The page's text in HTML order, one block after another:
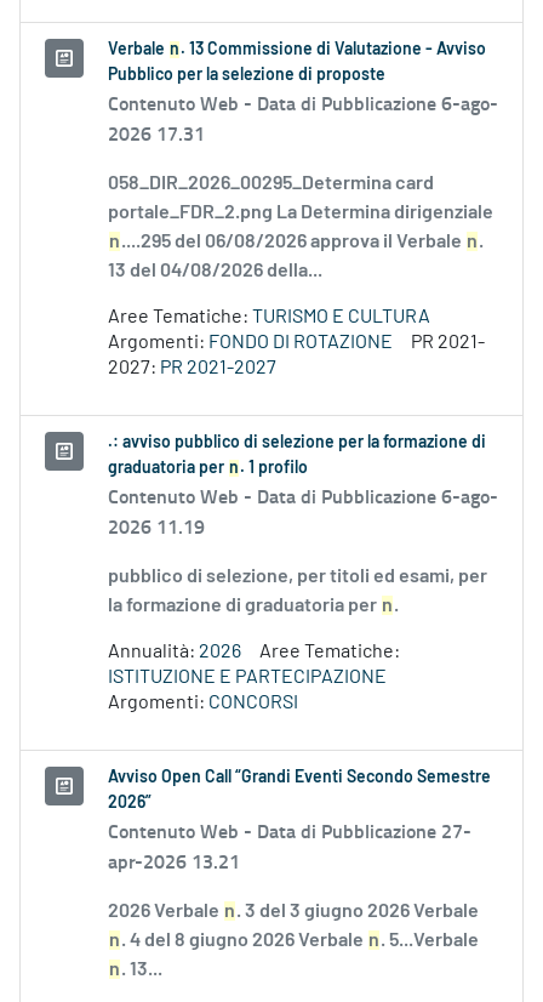
Verbale n . 13 Commissione di Valutazione - Avviso
Pubblico per la selezione di proposte
Contenuto Web - Data di Pubblicazione 6-ago-
2026 17.31
058_DIR_2026_00295_Determina card
portale_FDR_2.png La Determina dirigenziale
n....295 del 06/08/2026 approva il Verbale n.
13 del 04/08/2026 della...
Aree Tematiche: TURISMO E CULTURA
Argomenti: FONDO DI ROTAZIONE
PR 2021-
2027: PR 2021-2027
.: avviso pubblico di selezione per la formazione di
graduatoria per n . 1 profilo
Contenuto Web - Data di Pubblicazione 6-ago-
2026 11.19
pubblico di selezione, per titoli ed esami, per
la formazione di graduatoria per n.
Annualità: 2026
Aree Tematiche:
ISTITUZIONE E PARTECIPAZIONE
Argomenti: CONCORSI
Avviso Open Call “Grandi Eventi Secondo Semestre
2026”
Contenuto Web - Data di Pubblicazione 27-
apr-2026 13.21
2026 Verbale n. 3 del 3 giugno 2026 Verbale
n. 4 del 8 giugno 2026 Verbale n. 5...Verbale
n. 13...